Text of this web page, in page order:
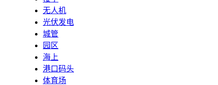
无人机
光伏发电
城管
园区
海上
港口码头
体育场